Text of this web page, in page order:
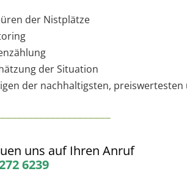
der Nistplätze
der Situation
der nachhaltigsten,
uns auf Ihren Anruf
6239